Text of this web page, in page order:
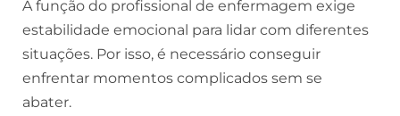
A função do profissional de enfermagem exige
estabilidade emocional para lidar com diferentes
situações. Por isso, é necessário conseguir
enfrentar momentos complicados sem se
abater.